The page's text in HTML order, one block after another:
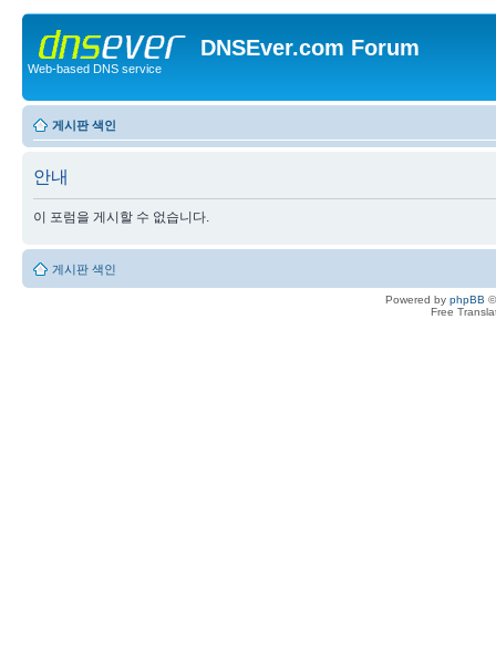
DNSEver.com Forum
Web-based DNS service
게시판 색인
안내
이 포럼을 게시할 수 없습니다.
게시판 색인
Powered by phpBB
Free